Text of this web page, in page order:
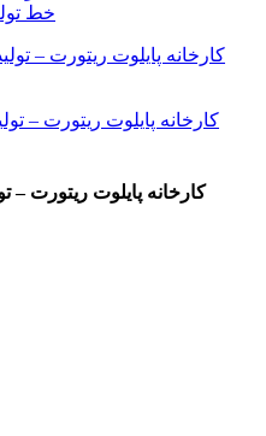
خط
کارخانه پایلوت ریتورت –